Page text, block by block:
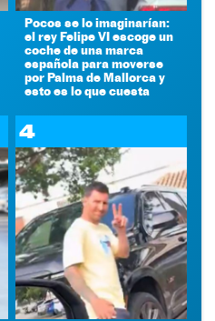
Pocos se lo imaginarían:
el rey Felipe VI escoge un
coche de una marca
española para moverse
por Palma de Mallorca y
esto es lo que cuesta
4